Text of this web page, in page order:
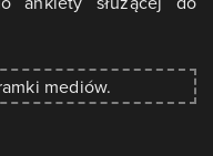
mediów.